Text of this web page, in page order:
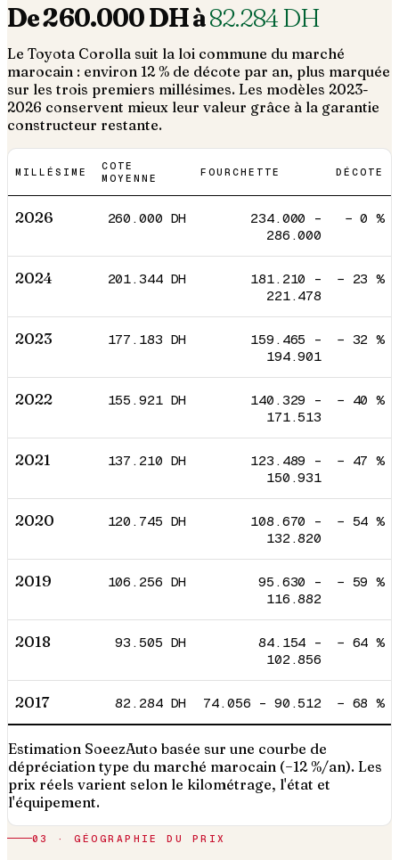
De260.000DH à82.284DH
Le Toyota Corolla suit la loi commune du marché
marocain : environ 12 % de décote par an, plus marquée
sur les trois premiers millésimes. Les modèles 2023-
2026 conservent mieux leur valeur grâce à la garantie
constructeur restante.
MILLÉSIME
COTE
MOYENNE
FOURCHETTE DÉCOTE
2026 260.000 DH 234.000 –
286.000
−0 %
2024 201.344DH 181.210 –
221.478
− 23 %
2023 177.183 DH 159.465 –
194.901
− 32 %
2022 155.921DH 140.329 –
171.513
− 40 %
2021 137.210 DH 123.489 –
150.931
− 47 %
2020 120.745 DH 108.670 –
132.820
− 54 %
2019 106.256 DH 95.630 –
116.882
− 59 %
2018 93.505 DH 84.154 –
102.856
− 64 %
2017 82.284DH 74.056 – 90.512 − 68 %
Estimation SoeezAuto basée sur une courbe de
dépréciation type du marché marocain (−12 %/an). Les
prix réels varient selon le kilométrage, l'état et
l'équipement.
03 · GÉOGRAPHIE DU PRIX